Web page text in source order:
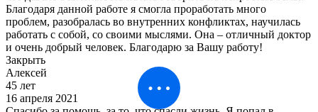
Благодаря данной работе я смогла проработать много
проблем, разобралась во внутренних конфликтах, научилась
работать с собой, со своими мыслями. Она – отличный доктор
и очень добрый человек. Благодарю за Вашу работу!
Закрыть
Алексей
45 лет
16 апреля 2021